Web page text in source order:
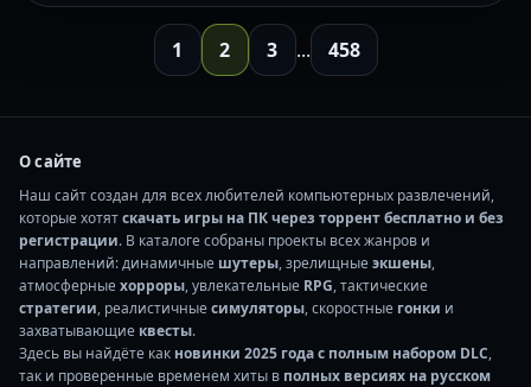
1 2 3 ... 458
О сайте
Наш сайт создан для всех любителей компьютерных развлечений,
которые хотятскачать игры на ПК через торрент бесплатно и без
регистрации. В каталоге собраны проекты всех жанров и
направлений: динамичные шутеры, зрелищныеэкшены,
атмосферныехорроры, увлекательные RPG, тактические
стратегии, реалистичныесимуляторы, скоростные гонки и
захватывающие квесты.
Здесь вы найдёте как новинки 2025 года с полным набором DLC,
так и проверенные временем хиты в полных версиях на русском